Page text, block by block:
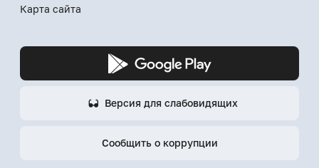
Карта сайта
Версия для слабовидящих
Сообщить о коррупции